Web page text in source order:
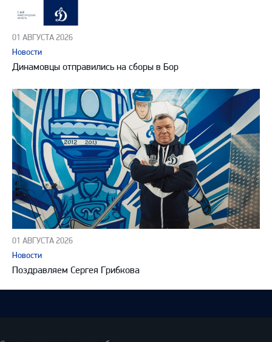
01 АВГУСТА 2026
Новости
Динамовцы отправились на сборы в Бор
01 АВГУСТА 2026
Новости
Поздравляем Сергея Грибкова